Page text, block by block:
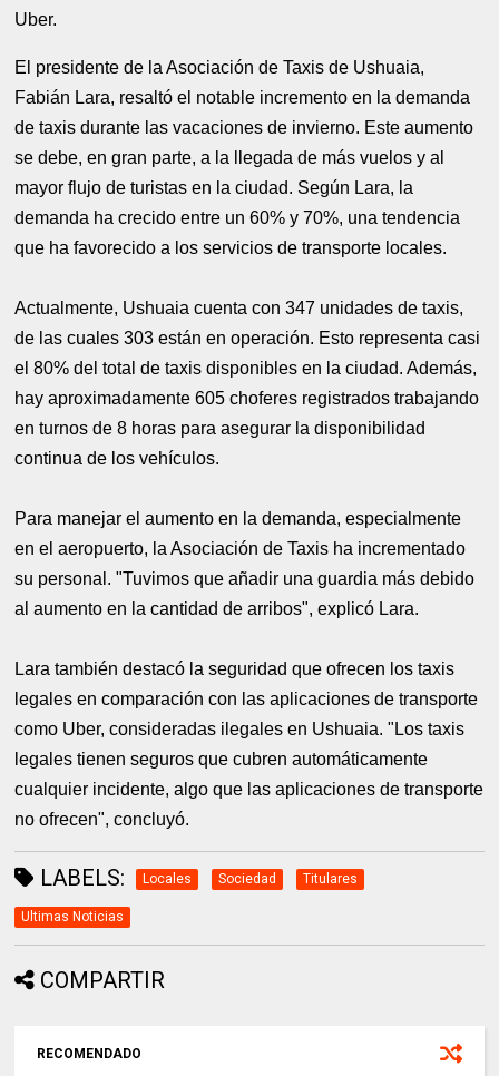
Uber.
El presidente de la Asociación de Taxis de Ushuaia,
Fabián Lara, resaltó el notable incremento en la demanda
de taxis durante las vacaciones de invierno. Este aumento
se debe, en gran parte, a la llegada de más vuelos y al
mayor flujo de turistas en la ciudad. Según Lara, la
demanda ha crecido entre un 60% y 70%, una tendencia
que ha favorecido a los servicios de transporte locales.
Actualmente, Ushuaia cuenta con 347 unidades de taxis,
de las cuales 303 están en operación. Esto representa casi
el 80% del total de taxis disponibles en la ciudad. Además,
hay aproximadamente 605 choferes registrados trabajando
en turnos de 8 horas para asegurar la disponibilidad
continua de los vehículos.
Para manejar el aumento en la demanda, especialmente
en el aeropuerto, la Asociación de Taxis ha incrementado
su personal. "Tuvimos que añadir una guardia más debido
al aumento en la cantidad de arribos", explicó Lara.
Lara también destacó la seguridad que ofrecen los taxis
legales en comparación con las aplicaciones de transporte
como Uber, consideradas ilegales en Ushuaia. "Los taxis
legales tienen seguros que cubren automáticamente
cualquier incidente, algo que las aplicaciones de transporte
no ofrecen", concluyó.
LABELS: Locales Sociedad Titulares
Ultimas Noticias
COMPARTIR
RECOMENDADO